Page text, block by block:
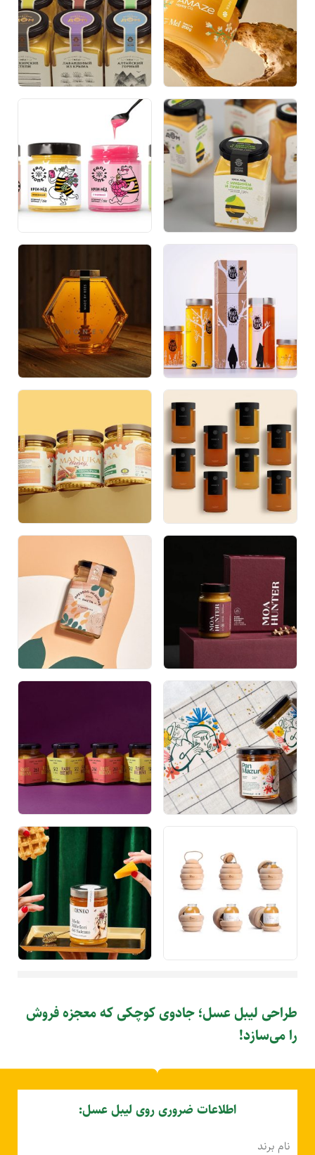
طراحی لیبل عسل؛ جادوی کوچکی که معجزه فروش
را می‌سازد!
اطلاعات ضروری روی لیبل عسل:
نام برند